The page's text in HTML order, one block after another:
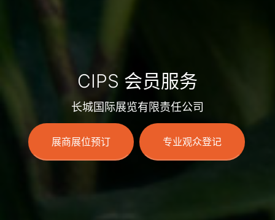
CIPS 会员服务
长城国际展览有限责任公司
展商展位预订 专业观众登记